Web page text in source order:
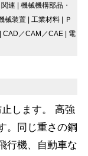
連 | 機械機構部品・
械装置 | 工業材料 | Ｐ
| CAD／CAM／CAE | 電
します。 高強
。同じ重さの鋼
行機、自動車な